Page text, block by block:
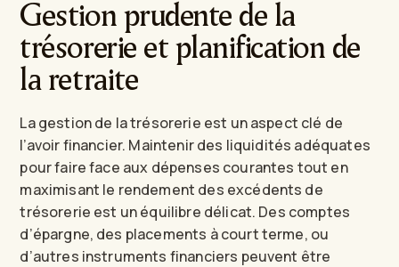
Gestion prudente de la
trésorerie et planification de
la retraite
La gestion de la trésorerie est un aspect clé de
l’avoir financier. Maintenir des liquidités adéquates
pour faire face aux dépenses courantes tout en
maximisant le rendement des excédents de
trésorerie est un équilibre délicat. Des comptes
d’épargne, des placements à court terme, ou
d’autres instruments financiers peuvent être